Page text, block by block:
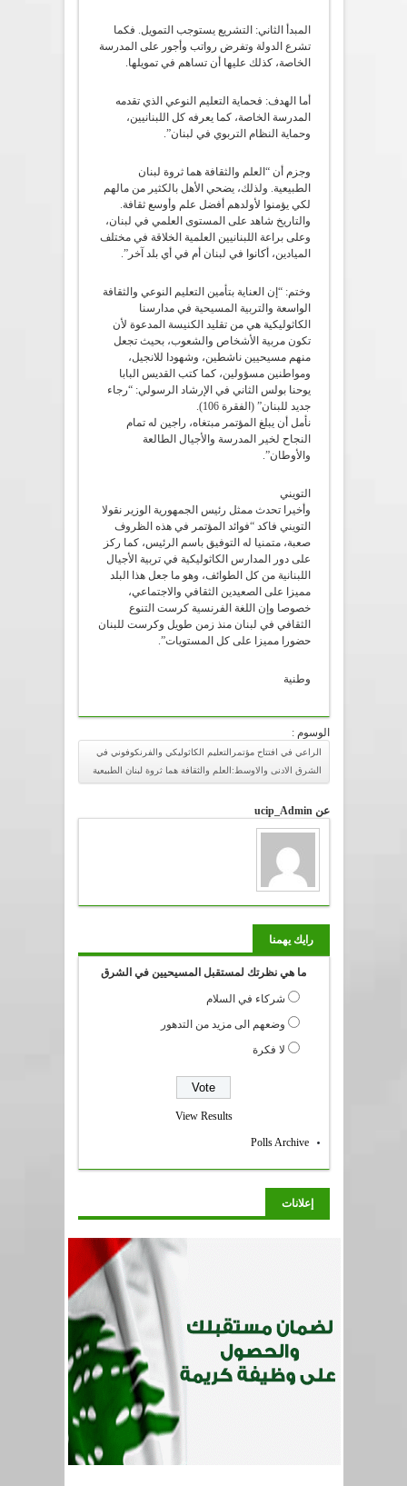
المبدأ الثاني: التشريع يستوجب التمويل. فكما
تشرع الدولة وتفرض رواتب وأجور على المدرسة
الخاصة، كذلك عليها أن تساهم في تمويلها.
أما الهدف: فحماية التعليم النوعي الذي تقدمه
المدرسة الخاصة، كما يعرفه كل اللبنانيين،
وحماية النظام التربوي في لبنان”.
وجزم أن “العلم والثقافة هما ثروة لبنان
الطبيعية. ولذلك، يضحي الأهل بالكثير من مالهم
لكي يؤمنوا لأولدهم أفضل علم وأوسع ثقافة.
والتاريخ شاهد على المستوى العلمي في لبنان،
وعلى براعة اللبنانيين العلمية الخلاقة في مختلف
الميادين، أكانوا في لبنان أم في أي بلد آخر”.
وختم: “إن العناية بتأمين التعليم النوعي والثقافة
الواسعة والتربية المسيحية في مدارسنا
الكاثوليكية هي من تقليد الكنيسة المدعوة لأن
تكون مربية الأشخاص والشعوب، بحيث تجعل
منهم مسيحيين ناشطين، وشهودا للانجيل،
ومواطنين مسؤولين، كما كتب القديس البابا
يوحنا بولس الثاني في الإرشاد الرسولي: “رجاء
جديد للبنان” (الفقرة 106).
نأمل أن يبلغ المؤتمر مبتغاه، راجين له تمام
النجاح لخير المدرسة والأجيال الطالعة
والأوطان”.
التويني
وأخيرا تحدث ممثل رئيس الجمهورية الوزير نقولا
التويني فاكد “فوائد المؤتمر في هذه الظروف
صعبة، متمنيا له التوفيق باسم الرئيس، كما ركز
على دور المدارس الكاثوليكية في تربية الأجيال
اللبنانية من كل الطوائف، وهو ما جعل هذا البلد
مميزا على الصعيدين الثقافي والاجتماعي،
خصوصا وإن اللغة الفرنسية كرست التنوع
الثقافي في لبنان منذ زمن طويل وكرست للبنان
حضورا مميزا على كل المستويات”.
وطنية
الوسوم :
الراعي في افتتاح مؤتمرالتعليم الكاثوليكي والفرنكوفوني في
الشرق الادنى والاوسط:العلم والثقافة هما ثروة لبنان الطبيعية
عن ucip_Admin
رايك يهمنا
ما هي نظرتك لمستقبل المسيحيين في الشرق
شركاء في السلام
وضعهم الى مزيد من التدهور
لا فكرة
View Results
Polls Archive
إعلانات